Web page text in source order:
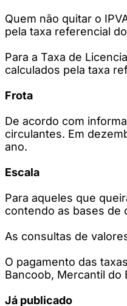
Quem não quitar o
pela taxa referencial
Para a Taxa de
calculados pela taxa
Frota
De acordo com
circulantes. Em
ano.
Escala
Para aqueles que
contendo as bases de
As consultas de
O pagamento das
Bancoob, Mercantil do
Já publicado